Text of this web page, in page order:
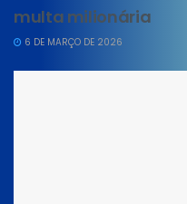
multa milionária
6 DE MARÇO DE 2026